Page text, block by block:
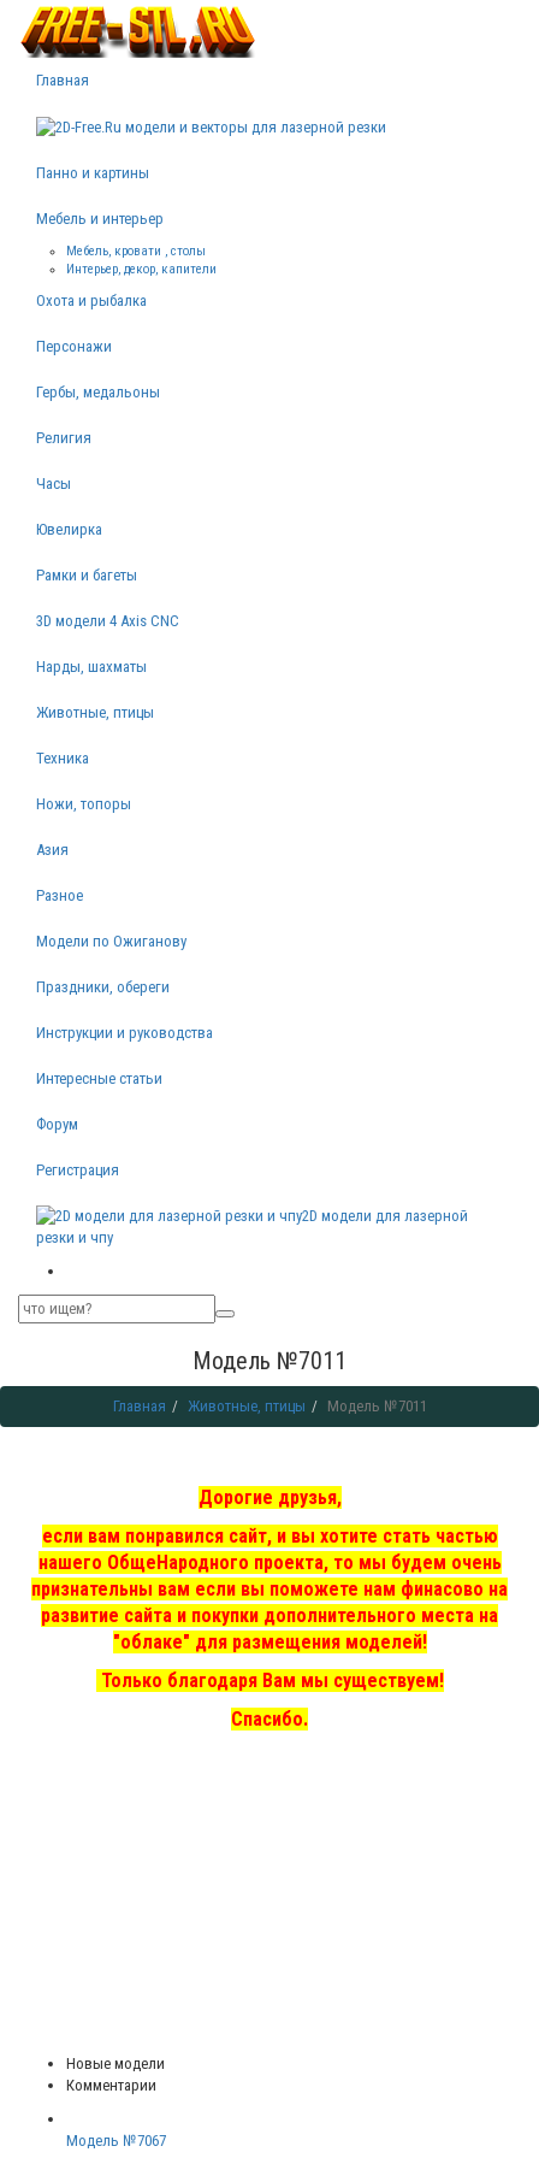
Главная
Панно и картины
Мебель и интерьер
Мебель, кровати , столы
Интерьер, декор, капители
Охота и рыбалка
Персонажи
Гербы, медальоны
Религия
Часы
Ювелирка
Рамки и багеты
3D модели 4 Axis CNC
Нарды, шахматы
Животные, птицы
Техника
Ножи, топоры
Азия
Разное
Модели по Ожиганову
Праздники, обереги
Инструкции и руководства
Интересные статьи
Форум
Регистрация
2D модели для лазерной
резки и чпу
Модель №7011
Главная Животные, птицы Модель №7011
Дорогие друзья,
если вам понравился сайт, и вы хотите стать частью
нашего ОбщеНародного проекта, то мы будем очень
признательны вам если вы поможете нам финасово на
развитие сайта и покупки дополнительного места на
"облаке" для размещения моделей!
Только благодаря Вам мы существуем!
Спасибо.
Новые модели
Комментарии
Модель №7067